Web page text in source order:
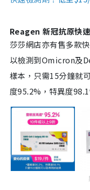
Reagen 新冠抗原快
莎莎網店亦有售多款
以檢測到Omicron及
樣本，只需15分鐘就
度95.2%，特異度